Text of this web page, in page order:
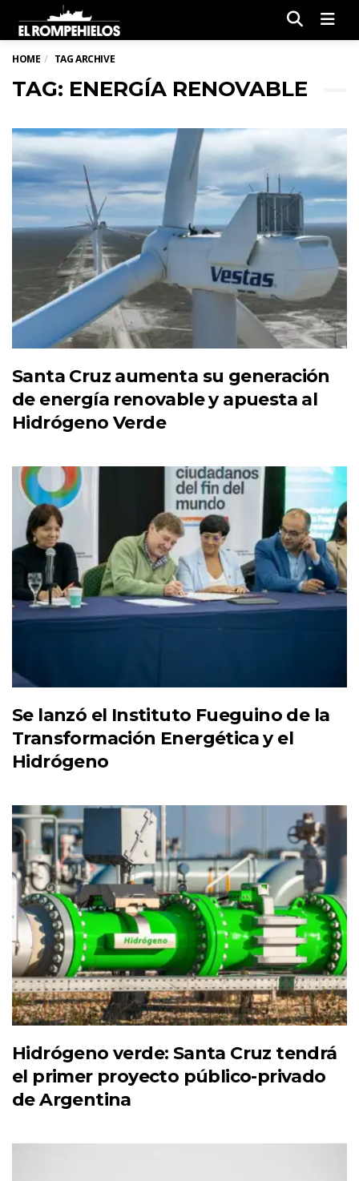
HOME TAG ARCHIVE
TAG: ENERGÍA RENOVABLE
Santa Cruz aumenta su generación
de energía renovable y apuesta al
Hidrógeno Verde
Se lanzó el Instituto Fueguino de la
Transformación Energética y el
Hidrógeno
Hidrógeno verde: Santa Cruz tendrá
el primer proyecto público-privado
de Argentina